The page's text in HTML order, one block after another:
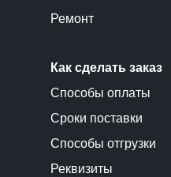
Ремонт
Как сделать заказ
Способы оплаты
Сроки поставки
Способы отгрузки
Реквизиты